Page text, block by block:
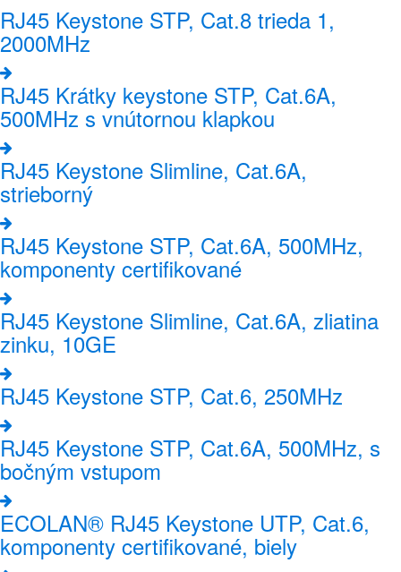
RJ45 Keystone STP, Cat.8 trieda 1,
2000MHz
RJ45 Krátky keystone STP, Cat.6A,
500MHz s vnútornou klapkou
RJ45 Keystone Slimline, Cat.6A,
strieborný
RJ45 Keystone STP, Cat.6A, 500MHz,
komponenty certifikované
RJ45 Keystone Slimline, Cat.6A, zliatina
zinku, 10GE
RJ45 Keystone STP, Cat.6, 250MHz
RJ45 Keystone STP, Cat.6A, 500MHz, s
bočným vstupom
ECOLAN® RJ45 Keystone UTP, Cat.6,
komponenty certifikované, biely